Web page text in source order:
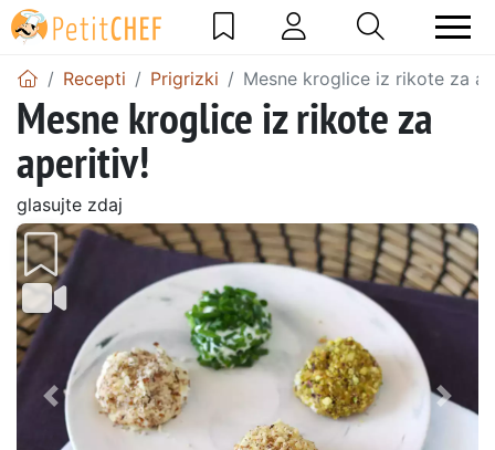
Recepti Prigrizki Mesne kroglice iz rikote za
Mesne kroglice iz rikote za
aperitiv!
glasujte zdaj
Prejšnji